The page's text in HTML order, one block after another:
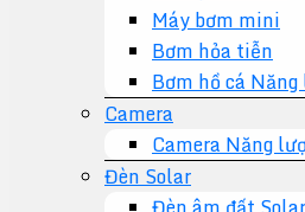
Máy bơm mini
Bơm hỏa tiễn
Bơm hồ cá
Camera
Camera Năng
Đèn Solar